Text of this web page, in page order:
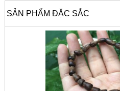
SẢN PHẨM ĐẶC SẮC